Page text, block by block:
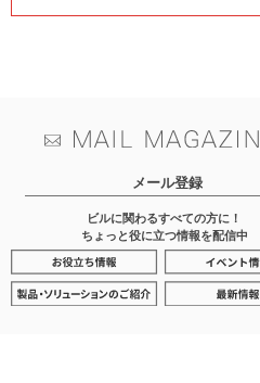
メール登録
ビルに関わるすべての方に！
ちょっと役に立つ情報を配信中